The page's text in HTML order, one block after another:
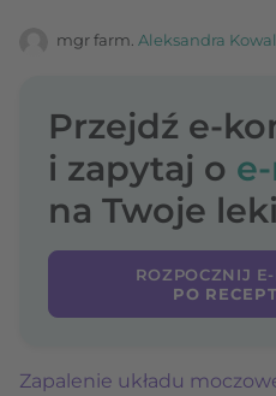
mgr farm. Aleksandra
Przejdź e-
i zapytaj o
na Twoje leki
ROZPOCZNIJ
PO
Zapalenie układu